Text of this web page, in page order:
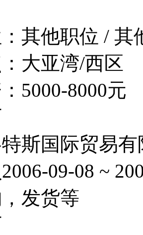
其他职位 / 其
大亚湾/西区
5000-8000元
斯国际贸易有
2006-09-08 ~
发货等